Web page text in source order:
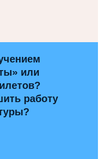
или
работу